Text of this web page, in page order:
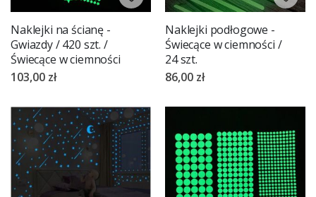
Naklejki na ścianę -
Gwiazdy / 420 szt. /
Świecące w ciemności
103,00 zł
Naklejki podłogowe -
Świecące w ciemności /
24 szt.
86,00 zł